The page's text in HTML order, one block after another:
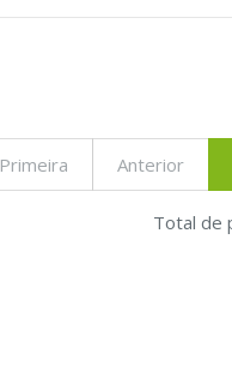
Primeira Anterior
Total de